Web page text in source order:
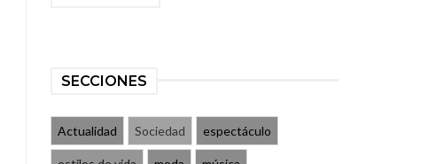
SECCIONES
Actualidad Sociedad espectáculo